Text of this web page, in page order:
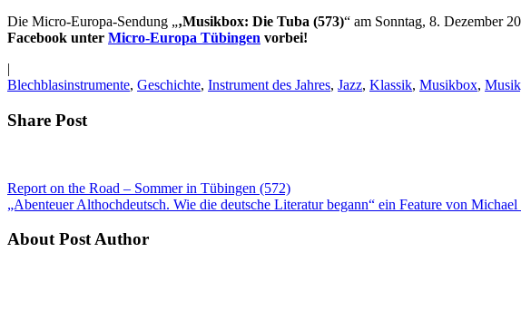
Die Micro-Europa-Sendung „‚Musikbox: Die Tuba (573)“ am Sonntag, 8. Dezember
Facebook unter Micro-Europa Tübingen vorbei!
|
Blechblasinstrumente, Geschichte, Instrument des Jahres, Jazz, Klassik, Musikbox,
Share Post
Report on the Road – Sommer in Tübingen (572)
„Abenteuer Althochdeutsch. Wie die deutsche Literatur begann“ ein Feature von
About Post Author